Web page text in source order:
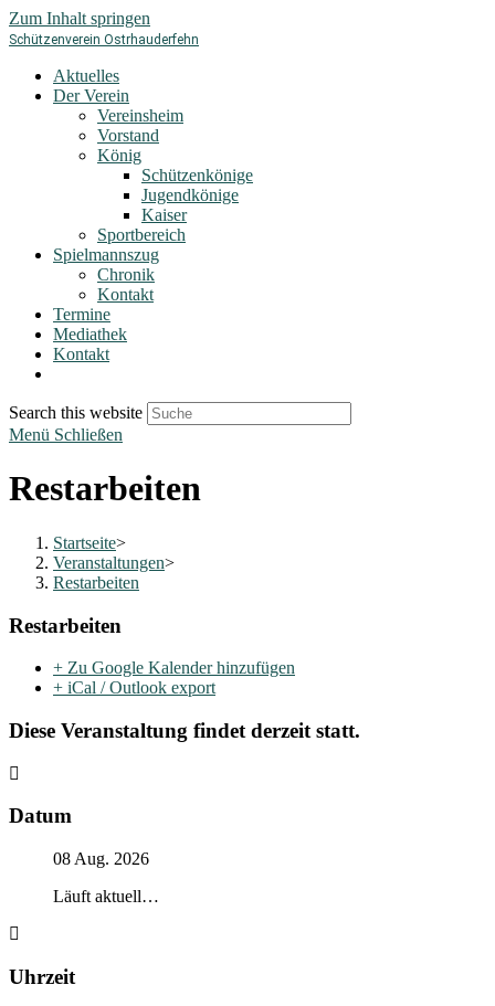
Zum Inhalt springen
Schützenverein Ostrhauderfehn
Aktuelles
Der Verein
Vereinsheim
Vorstand
König
Schützenkönige
Jugendkönige
Kaiser
Sportbereich
Spielmannszug
Chronik
Kontakt
Termine
Mediathek
Kontakt
Search this website
Menü Schließen
Restarbeiten
Startseite>
Veranstaltungen>
Restarbeiten
Restarbeiten
+ Zu Google Kalender hinzufügen
+ iCal / Outlook export
Diese Veranstaltung findet derzeit statt.
Datum
08 Aug. 2026
Läuft aktuell…
Uhrzeit